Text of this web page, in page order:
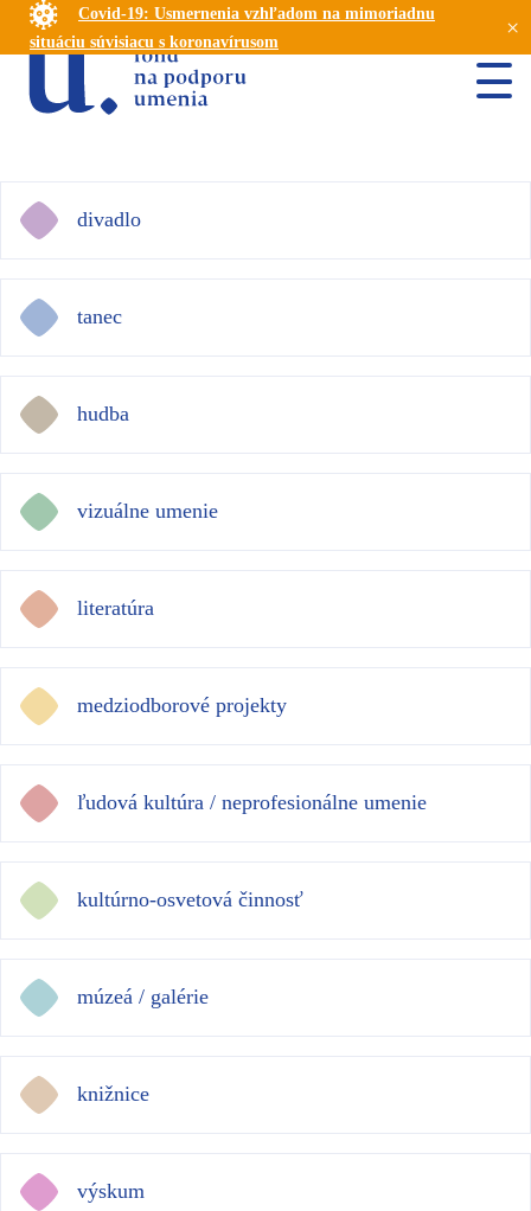
Covid-19: Usmernenia vzhľadom na mimoriadnu
situáciu súvisiacu s koronavírusom
×
divadlo
tanec
hudba
vizuálne umenie
literatúra
medziodborové projekty
ľudová kultúra / neprofesionálne umenie
kultúrno-osvetová činnosť
múzeá / galérie
knižnice
výskum